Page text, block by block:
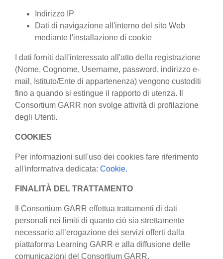
Indirizzo IP
Dati di navigazione all'interno del sito Web
mediante l'installazione di cookie
I dati forniti dall'interessato all'atto della registrazione
(Nome, Cognome, Username, password, indirizzo e-
mail, Istituto/Ente di appartenenza) vengono custoditi
fino a quando si estingue il rapporto di utenza. Il
Consortium GARR non svolge attività di profilazione
degli Utenti.
COOKIES
Per informazioni sull'uso dei cookies fare riferimento
all'informativa dedicata: Cookie.
FINALITÀ DEL TRATTAMENTO
Il Consortium GARR effettua trattamenti di dati
personali nei limiti di quanto ciò sia strettamente
necessario all’erogazione dei servizi offerti dalla
piattaforma Learning GARR e alla diffusione delle
comunicazioni del Consortium GARR.